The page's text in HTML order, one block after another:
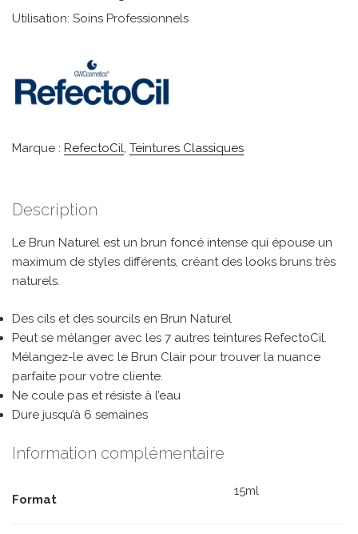
Utilisation: Soins Professionnels
Marque : RefectoCil, Teintures Classiques
Description
Le Brun Naturel est un brun foncé intense qui épouse un
maximum de styles différents, créant des looks bruns très
naturels.
Des cils et des sourcils en Brun Naturel
Peut se mélanger avec les 7 autres teintures RefectoCil.
Mélangez-le avec le Brun Clair pour trouver la nuance
parfaite pour votre cliente.
Ne coule pas et résiste à l’eau
Dure jusqu’à 6 semaines
Information complémentaire
Format
15ml